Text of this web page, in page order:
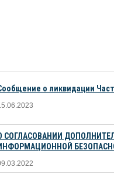
о ликвидации
СОГЛАСОВАНИИ